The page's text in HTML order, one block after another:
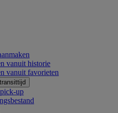
vanuit historie
vanuit favorieten
up